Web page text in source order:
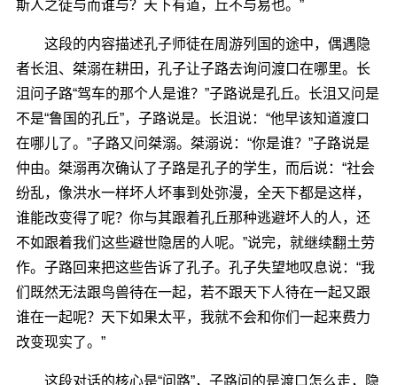
斯人之徒与而谁与？天下有道，丘不与易也。”
这段的内容描述孔子师徒在周游列国的途中，偶遇隐
者长沮、桀溺在耕田，孔子让子路去询问渡口在哪里。长
沮问子路“驾车的那个人是谁？”子路说是孔丘。长沮又问是
不是“鲁国的孔丘”，子路说是。长沮说：“他早该知道渡口
在哪儿了。”子路又问桀溺。桀溺说：“你是谁？”子路说是
仲由。桀溺再次确认了子路是孔子的学生，而后说：“社会
纷乱，像洪水一样坏人坏事到处弥漫，全天下都是这样，
谁能改变得了呢？你与其跟着孔丘那种逃避坏人的人，还
不如跟着我们这些避世隐居的人呢。”说完，就继续翻土劳
作。子路回来把这些告诉了孔子。孔子失望地叹息说：“我
们既然无法跟鸟兽待在一起，若不跟天下人待在一起又跟
谁在一起呢？天下如果太平，我就不会和你们一起来费力
改变现实了。”
这段对话的核心是“问路”，子路问的是渡口怎么走，隐